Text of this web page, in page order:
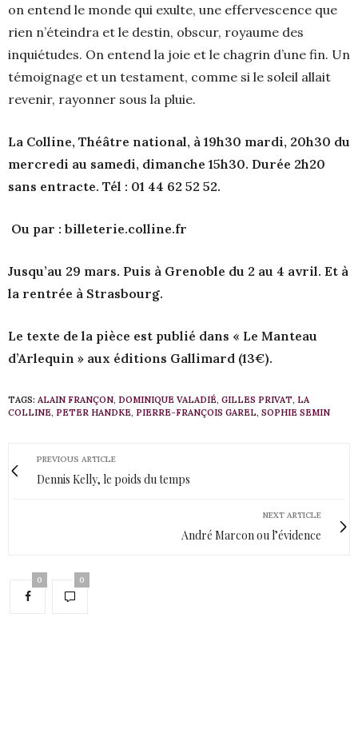
on entend le monde qui exulte, une effervescence que
rien n’éteindra et le destin, obscur, royaume des
inquiétudes. On entend la joie et le chagrin d’une fin. Un
témoignage et un testament, comme si le soleil allait
revenir, rayonner sous la pluie.
La Colline, Théâtre national, à 19h30 mardi, 20h30 du
mercredi au samedi, dimanche 15h30. Durée 2h20
sans entracte. Tél : 01 44 62 52 52.
Ou par : billeterie.colline.fr
Jusqu’au 29 mars. Puis à Grenoble du 2 au 4 avril. Et à
la rentrée à Strasbourg.
Le texte de la pièce est publié dans « Le Manteau
d’Arlequin » aux éditions Gallimard (13€).
TAGS: ALAIN FRANÇON, DOMINIQUE VALADIÉ, GILLES PRIVAT, LA
COLLINE, PETER HANDKE, PIERRE-FRANÇOIS GAREL, SOPHIE SEMIN
PREVIOUS ARTICLE
Dennis Kelly, le poids du temps
NEXT ARTICLE
André Marcon ou l’évidence
0 0